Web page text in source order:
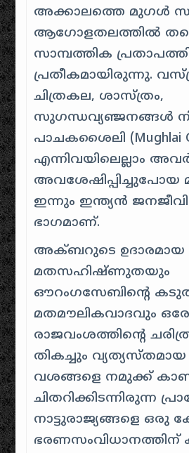
അക്കാലത്തെ മുഗൾ
ആഗോളതലത്തിൽ
സാമ്പത്തിക
പ്രതീകമായിരുന്നു.
ചിത്രകല, ശാസ്ത്രം,
സുഗന്ധവ്യഞ്ജനങ്ങൾ
പാചകശൈലി (Mughlai
എന്നിവയിലെല്ലാം
അവശേഷിപ്പിച്ചുപോയ
ഇന്നും ഇന്ത്യൻ
ഭാഗമാണ്.
അക്ബറുടെ ഉദാരമായ
മതസഹിഷ്ണുതയും
ഔറംഗസേബിന്റെ
മതമൗലികവാദവും ഒരേ
രാജവംശത്തിന്റെ
തികച്ചും
വശങ്ങളെ നമുക്ക്
ചിതറിക്കിടന്നിരുന്ന
നാട്ടുരാജ്യങ്ങളെ ഒരു
ഭരണസംവിധാനത്തിന്